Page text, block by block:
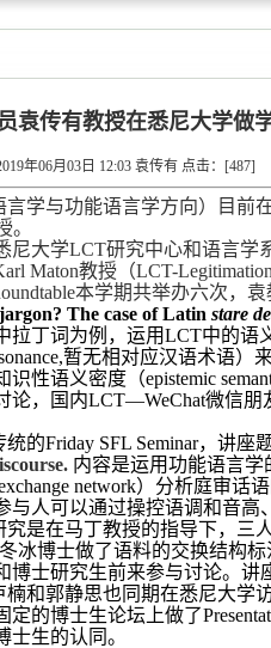
袁传有教授在悉尼大学做
年06月03日 12:03 袁传有 点击：[487]
学与功能语言学方向）目前
。
尼大学LCT研究中心和语言学
Maton教授（LCT-
本学期共举办六次，
The case of Latin stare
拉丁词为例，运用LCT中的语
暂无相对应汉语术语
性语义密度（epistemic
论，国内LCT—WeChat微信
的Friday SFL Seminar，讲座
内容是运用功能语言学
network）分析庭审话
与人可以通过操控语调和音
究是在马丁教授的指导下，三
冰博士做了语料的交换结构
士研究生前来参与讨论。讲
和郭静思也同期在悉尼大学
定的博士生论坛上做了
生的认同。